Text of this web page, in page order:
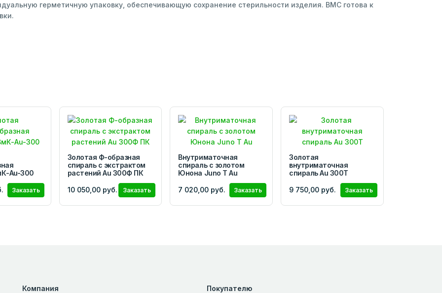
герметичную упаковку, обеспечивающую сохранение стерильности изделия. ВМС готова к
Au-300
Заказать
Золотая Ф-образная
спираль с экстрактом
растений Аu 300Ф ПК
10 050,00 руб. Заказать
Внутриматочная
спираль с золотом
Юнона Juno Т Au
7 020,00 руб. Заказать
Золотая
внутриматочная
спираль Au 300Т
9 750,00 руб. Заказать
Компания Покупателю